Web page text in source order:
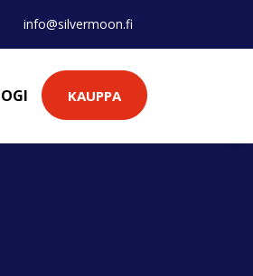
info@silvermoon.fi
KAUPPA